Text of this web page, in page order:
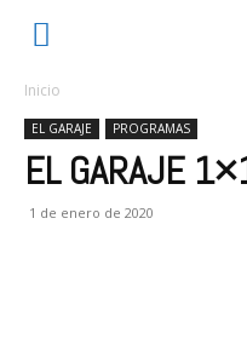
Inicio
EL GARAJE PROGRAMAS
EL GARAJE
1 de enero de 2020